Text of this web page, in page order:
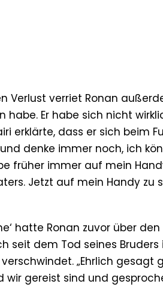
Verlust verriet Ronan
habe. Er habe sich nicht
erklärte, dass er sich beim
denke immer noch, ich
früher immer auf mein
Jetzt auf mein Handy
hatte Ronan zuvor über
seit dem Tod seines
„Ehrlich
gereist sind und